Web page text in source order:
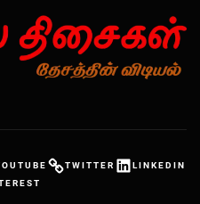
TWITTER
LINKEDIN